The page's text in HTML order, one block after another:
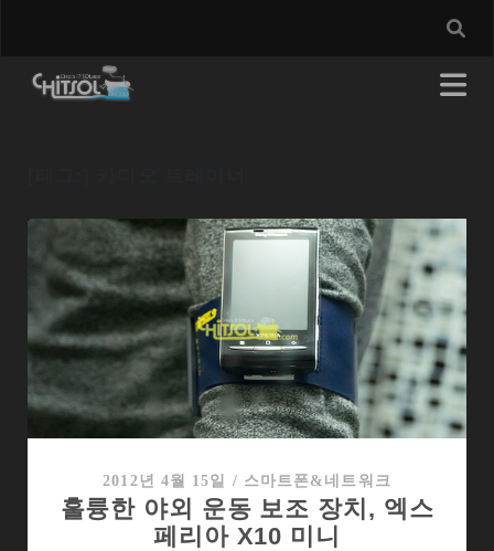
2012년 4월 15일 / 스마트폰&네트워크
훌륭한 야외 운동 보조 장치, 엑스
페리아 X10 미니